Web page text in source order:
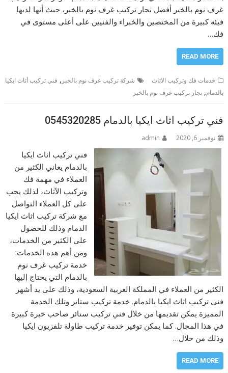
غرف نوم بالخبر أفضل نجار تركيب غرف نوم بالخبر، حيث أنها لديها
فيئه كبيرة من المختصين والخبراء والفنيين على أعلى مستوى في
فك…
READ MORE
خدمات فك وتركيب الاثاث شركة تركيب غرف نوم بالخبر , فني تركيب أثاث ايكيا
بالدمام,نجار تركيب غرف نوم بالخبر
فني تركيب اثاث ايكيا بالدمام 0545320285
نوفمبر 6, 2020 admin
فني تركيب اثاث ايكيا
بالدمام يعاني الكثير من
العملاء في مهمة فك
وتركيب الآثاث، لذلك يجب
على كل العملاء التواصل
مع شركة تركيب اثاث ايكيا
الدمام وذلك للحصول
على الكثير من الخدمات،
ومن أهم هذه الخدمات:
خدمة تركيب غرف نوم
بالدمام التي يحتاج إليها
الكثير من العملاء في المملكة العربية السعودية، وذلك على يد أشهر
فني تركيب اثاث ايكيا بالدمام. خدمة تركيب ستاير وتلك الخدمة
المميزة يمكن تقديمها من خلال فني تركيب ستائر صاحب خبرة كبيرة
في هذا المجال. كما يمكن توفير خدمة تركيب طاولة تلفزيون ايكيا
وذلك من خلال…
READ MORE